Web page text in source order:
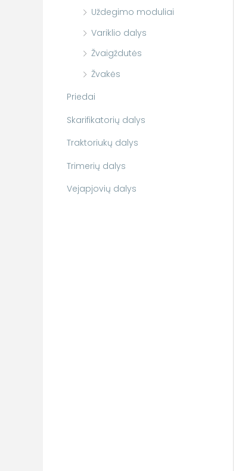
Uždegimo moduliai
Variklio dalys
Žvaigždutės
Žvakės
Priedai
Skarifikatorių dalys
Traktoriukų dalys
Trimerių dalys
Vejapjovių dalys